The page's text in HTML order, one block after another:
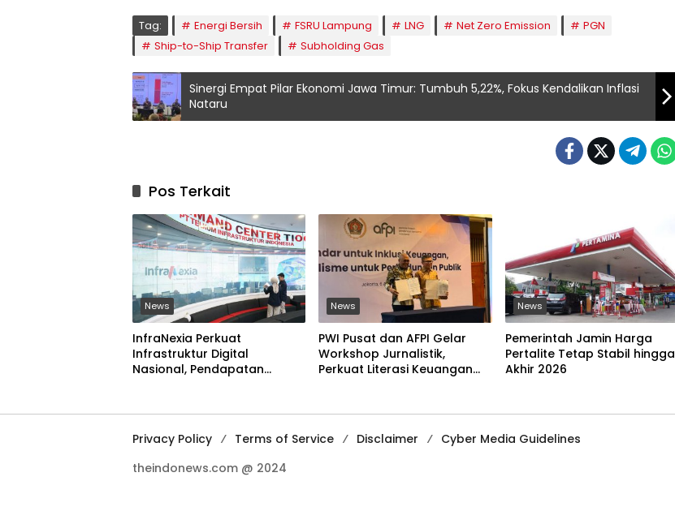
Tag: Energi Bersih FSRU Lampung LNG Net Zero Emission
PGN
Ship-to-Ship Transfer
Subholding Gas
Sinergi Empat Pilar Ekonomi Jawa Timur: Tumbuh 5,22%, Fokus Kendalikan Inflasi
Nataru
Pos Terkait
News
InfraNexia Perkuat
Infrastruktur Digital
Nasional, Pendapatan
News
PWI Pusat dan AFPI Gelar
Workshop Jurnalistik,
Perkuat Literasi Keuangan
News
Pemerintah Jamin Harga
Pertalite Tetap Stabil hingga
Akhir 2026
Privacy Policy Terms of Service Disclaimer
Cyber Media Guidelines
theindonews.com @ 2024